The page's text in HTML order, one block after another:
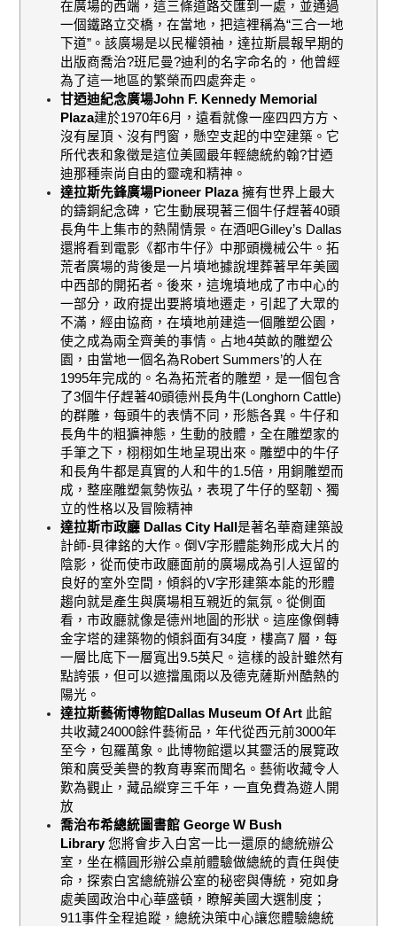
在廣場的西端，這三條道路交匯到一處，並通過
一個鐵路立交橋，在當地，把這裡稱為“三合一地
下道”。該廣場是以民權領袖，達拉斯晨報早期的
出版商喬治?班尼曼?迪利的名字命名的，他曾經
為了這一地區的繁榮而四處奔走。
甘迺迪紀念廣場John F. Kennedy Memorial
Plaza建於1970年6月，遠看就像一座四四方方、
沒有屋頂、沒有門窗，懸空支起的中空建築。它
所代表和象徵是這位美國最年輕總統約翰?甘迺
迪那種崇尚自由的靈魂和精神。
達拉斯先鋒廣場Pioneer Plaza擁有世界上最大
的鑄銅紀念碑，它生動展現著三個牛仔趕著40頭
長角牛上集市的熱鬧情景。在酒吧Gilley’s Dallas
還將看到電影《都市牛仔》中那頭機械公牛。拓
荒者廣場的背後是一片墳地據說埋葬著早年美國
中西部的開拓者。後來，這塊墳地成了市中心的
一部分，政府提出要將墳地遷走，引起了大眾的
不滿，經由協商，在墳地前建造一個雕塑公園，
使之成為兩全齊美的事情。占地4英畝的雕塑公
園，由當地一個名為Robert Summers’的人在
1995年完成的。名為拓荒者的雕塑，是一個包含
了3個牛仔趕著40頭德州長角牛(Longhorn Cattle)
的群雕，每頭牛的表情不同，形態各異。牛仔和
長角牛的粗獷神態，生動的肢體，全在雕塑家的
手筆之下，栩栩如生地呈現出來。雕塑中的牛仔
和長角牛都是真實的人和牛的1.5倍，用銅雕塑而
成，整座雕塑氣勢恢弘，表現了牛仔的堅韌、獨
立的性格以及冒險精神
達拉斯市政廳 Dallas City Hall是著名華裔建築設
計師-貝律銘的大作。倒V字形體能夠形成大片的
陰影，從而使市政廳面前的廣場成為引人逗留的
良好的室外空間，傾斜的V字形建築本能的形體
趨向就是產生與廣場相互親近的氣氛。從側面
看，市政廳就像是德州地圖的形狀。這座像倒轉
金字塔的建築物的傾斜面有34度，樓高7 層，每
一層比底下一層寬出9.5英尺。這樣的設計雖然有
點誇張，但可以遮擋風雨以及德克薩斯州酷熱的
陽光。
達拉斯藝術博物館Dallas Museum Of Art 此館
共收藏24000餘件藝術品，年代從西元前3000年
至今，包羅萬象。此博物館還以其靈活的展覽政
策和廣受美譽的教育專案而聞名。藝術收藏令人
歎為觀止，藏品縱穿三千年，一直免費為遊人開
放
喬治布希總統圖書館 George W Bush
Library您將會步入白宮一比一還原的總統辦公
室，坐在橢圓形辦公桌前體驗做總統的責任與使
命，探索白宮總統辦公室的秘密與傳統，宛如身
處美國政治中心華盛頓，瞭解美國大選制度；
911事件全程追蹤，總統決策中心讓您體驗總統